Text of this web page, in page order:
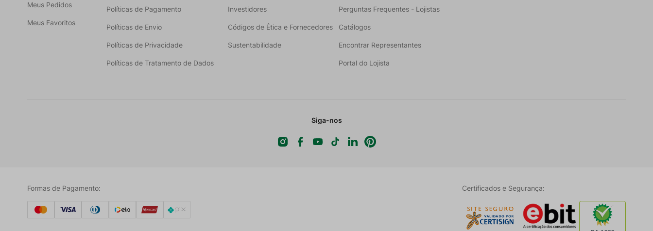
Meus Pedidos
Meus Favoritos
Políticas de Pagamento
Políticas de Envio
Políticas de Privacidade
Políticas de Tratamento de Dados
Investidores
Códigos de Ética e Fornecedores
Sustentabilidade
Perguntas Frequentes - Lojistas
Catálogos
Encontrar Representantes
Portal do Lojista
Siga-nos
Formas de Pagamento: Certificados e Segurança: